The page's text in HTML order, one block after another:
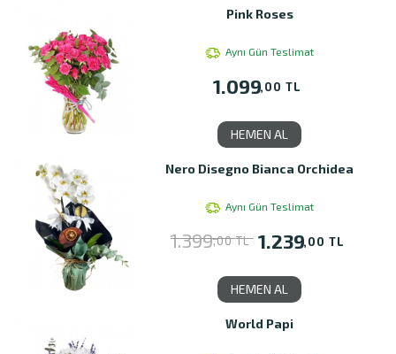
Pink Roses
Aynı Gün Teslimat
1.099,00 TL
HEMEN AL
Nero Disegno Bianca Orchidea
Aynı Gün Teslimat
1.399,00 TL 1.239,00 TL
HEMEN AL
World Papi